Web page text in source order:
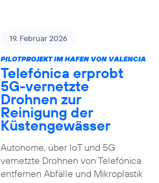
19. Februar 2026
PILOTPROJEKT IM HAFEN VON VALENCIA
Telefónica erprobt
5G-vernetzte
Drohnen zur
Reinigung der
Küstengewässer
Autonome, über IoT und 5G
vernetzte Drohnen von Telefónica
entfernen Abfälle und Mikroplastik